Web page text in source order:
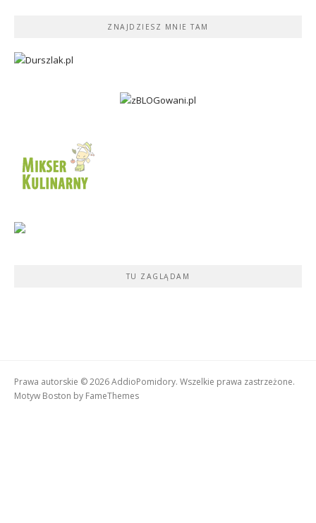
ZNAJDZIESZ MNIE TAM
TU ZAGLĄDAM
Prawa autorskie © 2026 AddioPomidory. Wszelkie prawa zastrzeżone.
Motyw Boston by FameThemes